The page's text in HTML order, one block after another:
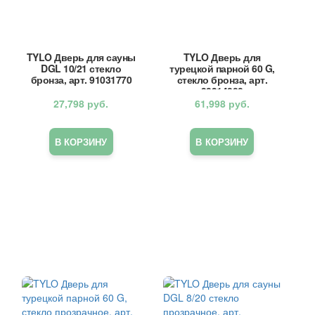
TYLO Дверь для сауны
DGL 10/21 стекло
бронза, арт. 91031770
27,798 руб.
В КОРЗИНУ
TYLO Дверь для
турецкой парной 60 G,
стекло бронза, арт.
90914000
61,998руб.
В КОРЗИНУ